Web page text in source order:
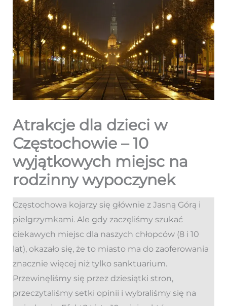
Atrakcje dla dzieci w
Częstochowie – 10
wyjątkowych miejsc na
rodzinny wypoczynek
Częstochowa kojarzy się głównie z Jasną Górą i
pielgrzymkami. Ale gdy zaczęliśmy szukać
ciekawych miejsc dla naszych chłopców (8 i 10
lat), okazało się, że to miasto ma do zaoferowania
znacznie więcej niż tylko sanktuarium.
Przewinęliśmy się przez dziesiątki stron,
przeczytaliśmy setki opinii i wybraliśmy się na